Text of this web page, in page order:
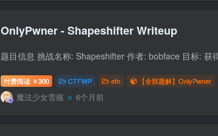
OnlyPwner - Shapeshifter Writeup
付费阅读 ￥300 CTFWP eth 【全部题解】OnlyPwner
魔法少女雪殇 6个月前